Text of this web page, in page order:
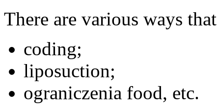
There are various ways
coding;
liposuction;
ograniczenia food, etc.